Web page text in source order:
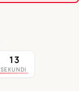
13
SEKUNDI